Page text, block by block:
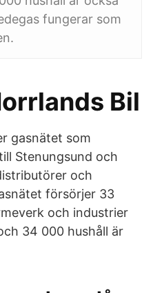
fungerar som
Bil
gasnätet som
Stenungsund och
och
försörjer 33
och industrier
34 000 hushåll är